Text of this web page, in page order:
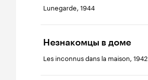
Lunegarde, 1944
Незнакомцы в доме
Les inconnus dans la maison, 1942